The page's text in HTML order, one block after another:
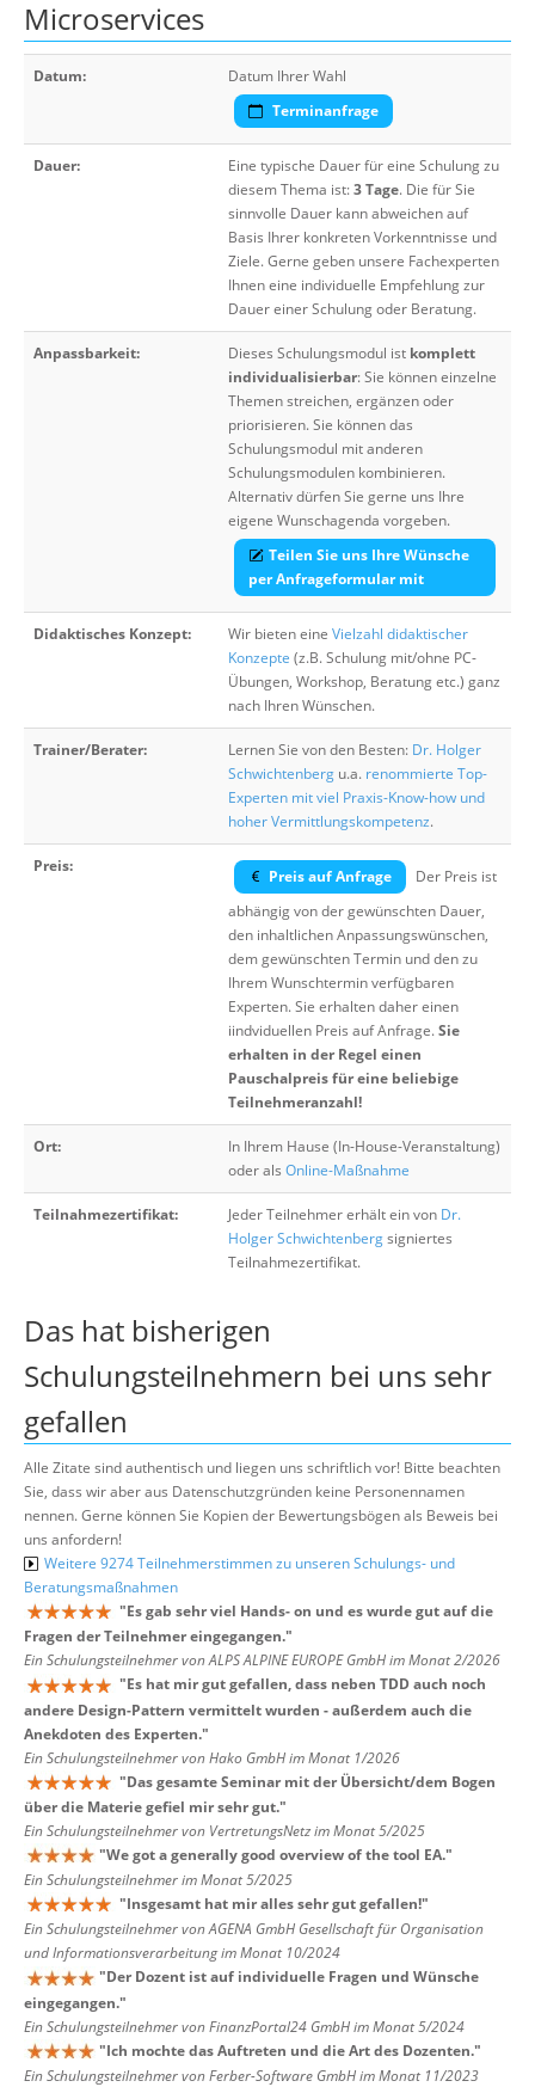
Microservices
Datum:
Datum Ihrer Wahl
Terminanfrage
Dauer:
Eine typische Dauer für eine Schulung zu
diesem Thema ist:3 Tage. Die für Sie
sinnvolle Dauer kann abweichen auf
Basis Ihrer konkreten Vorkenntnisse und
Ziele. Gerne geben unsere Fachexperten
Ihnen eine individuelle Empfehlung zur
Dauer einer Schulung oder Beratung.
Anpassbarkeit: Dieses Schulungsmodul ist komplett
individualisierbar: Sie können einzelne
Themen streichen, ergänzen oder
priorisieren. Sie können das
Schulungsmodul mit anderen
Schulungsmodulen kombinieren.
Alternativ dürfen Sie gerne uns Ihre
eigene Wunschagenda vorgeben.
Teilen Sie uns Ihre Wünsche
per Anfrageformular mit
Didaktisches Konzept: Wir bieten eine Vielzahl didaktischer
Konzepte (z.B. Schulung mit/ohne PC-
Übungen, Workshop, Beratung etc.) ganz
nach Ihren Wünschen.
Trainer/Berater: Lernen Sie von den Besten: Dr. Holger
Schwichtenberg u.a. renommierte Top-
Experten mit viel Praxis-Know-how und
hoher Vermittlungskompetenz.
Preis:
Preis auf Anfrage
Der Preis ist
abhängig von der gewünschten Dauer,
den inhaltlichen Anpassungswünschen,
dem gewünschten Termin und den zu
Ihrem Wunschtermin verfügbaren
Experten. Sie erhalten daher einen
iindviduellen Preis auf Anfrage.Sie
erhalten in der Regel einen
Pauschalpreis für eine beliebige
Teilnehmeranzahl!
Ort:
In Ihrem Hause (In-House-Veranstaltung)
oder als Online-Maßnahme
Teilnahmezertifikat: Jeder Teilnehmer erhält ein von Dr.
Holger Schwichtenbergsigniertes
Teilnahmezertifikat.
Das hat bisherigen
Schulungsteilnehmern bei uns sehr
gefallen
Alle Zitate sind authentisch und liegen uns schriftlich vor! Bitte beachten
Sie, dass wir aber aus Datenschutzgründen keine Personennamen
nennen. Gerne können Sie Kopien der Bewertungsbögen als Beweis bei
uns anfordern!
Weitere 9274 Teilnehmerstimmen zu unseren Schulungs- und
Beratungsmaßnahmen
"Es gab sehr viel Hands- on und es wurde gut auf die
Fragen der Teilnehmer eingegangen."
Ein Schulungsteilnehmer von ALPS ALPINE EUROPE GmbH im Monat 2/2026
"Es hat mir gut gefallen, dass neben TDD auch noch
andere Design-Pattern vermittelt wurden - außerdem auch die
Anekdoten des Experten."
Ein Schulungsteilnehmer von Hako GmbH im Monat 1/2026
"Das gesamte Seminar mit der Übersicht/dem Bogen
über die Materie gefiel mir sehr gut."
Ein Schulungsteilnehmer von VertretungsNetz im Monat 5/2025
"We got a generally good overview of the tool EA."
Ein Schulungsteilnehmer im Monat 5/2025
"Insgesamt hat mir alles sehr gut gefallen!"
Ein Schulungsteilnehmer von AGENA GmbH Gesellschaft für Organisation
und Informationsverarbeitung im Monat 10/2024
"Der Dozent ist auf individuelle Fragen und Wünsche
eingegangen."
Ein Schulungsteilnehmer von FinanzPortal24 GmbH im Monat 5/2024
"Ich mochte das Auftreten und die Art des Dozenten."
Ein Schulungsteilnehmer von Ferber-Software GmbH im Monat 11/2023